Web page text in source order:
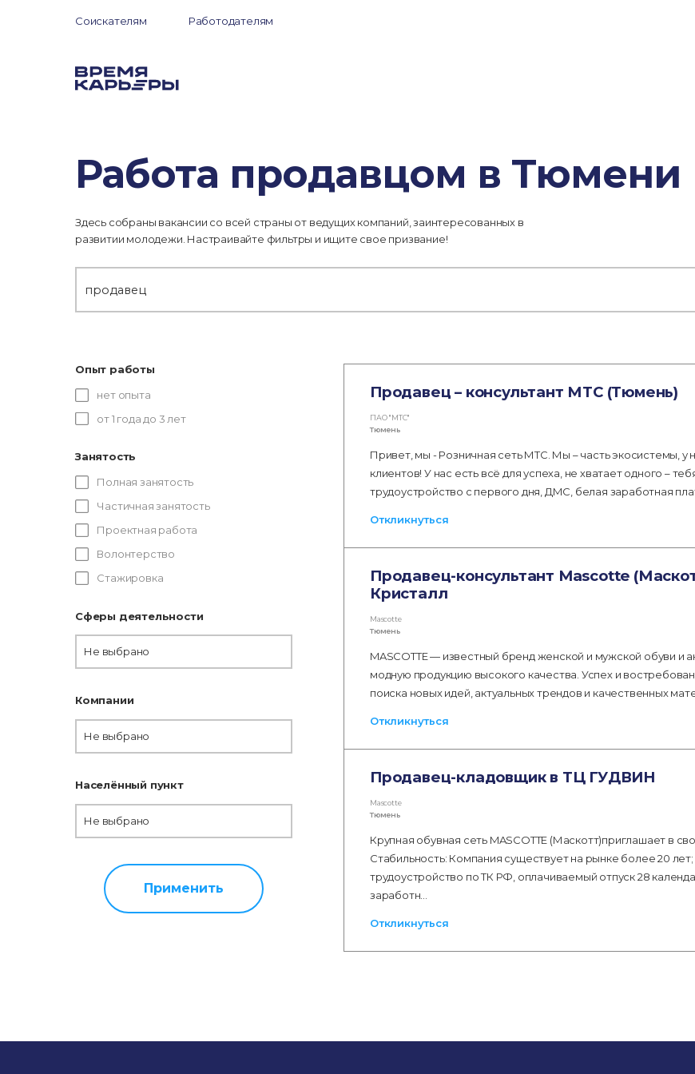
Соискателям Работодателям
Работа продавцом в Тюмени
Здесь собраны вакансии со всей страны от ведущих компаний, заинтересованных в
развитии молодежи. Настраивайте фильтры и ищите свое призвание!
Опыт работы
нет опыта
от 1 года до 3 лет
Занятость
Полная занятость
Частичная занятость
Проектная работа
Волонтерство
Стажировка
Сферы деятельности
Не выбрано
Компании
Не выбрано
Населённый пункт
Не выбрано
Применить
Продавец – консультант МТС (Тюмень)
ПАО "МТС"
Тюмень
Привет, мы - Розничная сеть МТС. Мы – часть экосистемы, у
клиентов! У нас есть всё для успеха, не хватает одного –
трудоустройство с первого дня, ДМС, белая заработная
Откликнуться
Продавец-консультант Mascotte
Кристалл
Mascotte
Тюмень
MASCOTTE — известный бренд женской и мужской обуви и
модную продукцию высокого качества. Успех и
поиска новых идей, актуальных трендов и качественных
Откликнуться
Продавец-кладовщик в ТЦ ГУДВИН
Mascotte
Тюмень
Крупная обувная сеть MASCOTTE (Маскотт)приглашает в
Стабильность: Компания существует на рынке более 20
трудоустройство по ТК РФ, оплачиваемый отпуск 28
заработн…
Откликнуться